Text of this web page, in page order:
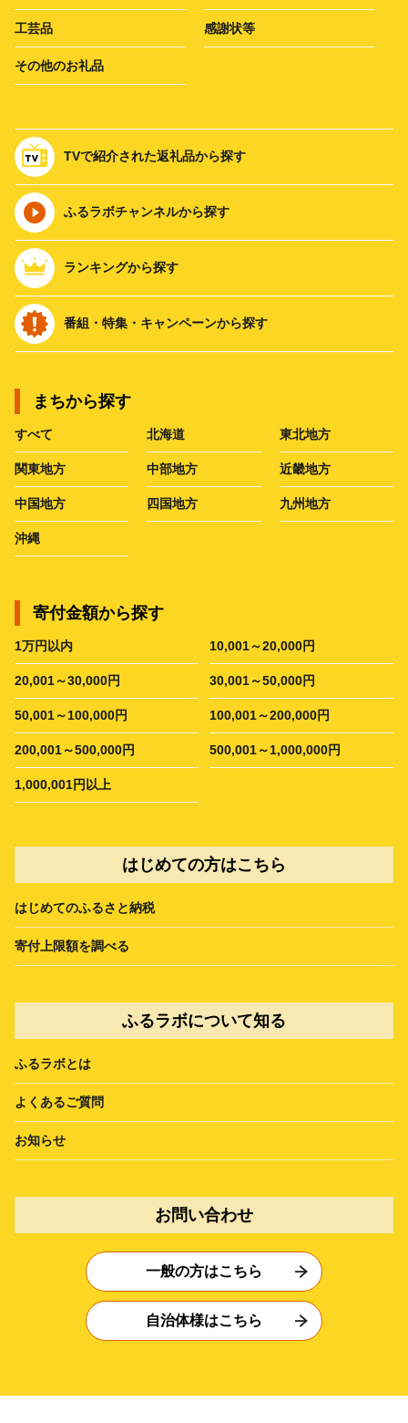
工芸品 感謝状等
その他のお礼品
TVで紹介された返礼品から探す
ふるラボチャンネルから探す
ランキングから探す
番組・特集・キャンペーンから探す
まちから探す
すべて 北海道 東北地方
関東地方 中部地方 近畿地方
中国地方 四国地方 九州地方
沖縄
寄付金額から探す
1万円以内 10,001～20,000円
20,001～30,000円 30,001～50,000円
50,001～100,000円 100,001～200,000円
200,001～500,000円 500,001～1,000,000円
1,000,001円以上
はじめての方はこちら
はじめてのふるさと納税
寄付上限額を調べる
ふるラボについて知る
ふるラボとは
よくあるご質問
お知らせ
お問い合わせ
一般の方はこちら
自治体様はこちら